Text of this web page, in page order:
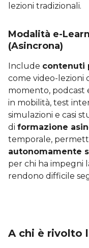
lezioni tradizionali.
Modalità e-
(Asincrona)
Include contenuti
come video-lezioni
momento, podcast
in mobilità, test
simulazioni e casi
di formazione
temporale,
autonomamente
per chi ha impegni
rendono difficile
A chi è rivolto